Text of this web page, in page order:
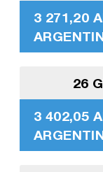
3 271,20
26
3 402,05